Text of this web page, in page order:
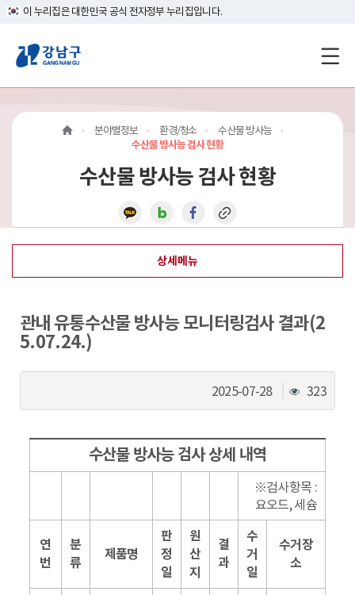
이 누리집은 대한민국 공식 전자정부 누리집입니다.
강
남
구
지
메
인
이
동
분야별정보 환경/청소
수산물 방사능
수산물 방사능 검사 현황
수산물 방사능 검사 현황
상세메뉴
관내 유통수산물 방사능 모니터링검사 결과(2
5.07.24.)
2025-07-28
조
회
323
수산물 방사능 검사 상세 내역
※검사항목 :
요오드, 세슘
연
번
분
류
제품명
판
정
일
원
산
지
결
과
수
거
일
수거장
소